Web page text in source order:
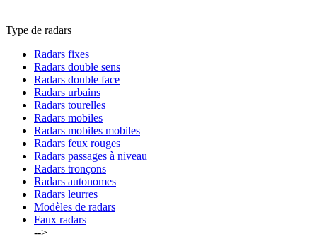
Type de radars
Radars fixes
Radars double sens
Radars double face
Radars urbains
Radars tourelles
Radars mobiles
Radars mobiles mobiles
Radars feux rouges
Radars passages à niveau
Radars tronçons
Radars autonomes
Radars leurres
Modèles de radars
Faux radars
-->